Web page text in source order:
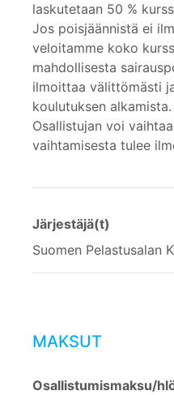
laskutetaan 50 %
Jos poisjäännistä ei
veloitamme koko
mahdollisesta
ilmoittaa välittömästi
koulutuksen alkamista.
Osallistujan voi
vaihtamisesta tulee
Järjestäjä(t)
Suomen Pelastusalan
MAKSUT
Osallistumismaksu/